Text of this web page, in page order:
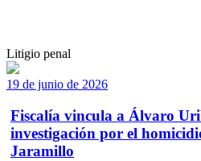
Litigio penal
19 de junio de 2026
Fiscalía vincula a Álvaro
investigación por el
Jaramillo